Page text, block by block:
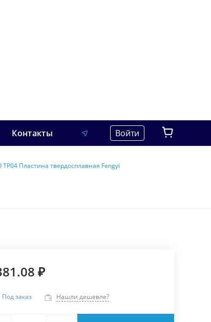
Контакты Войти
TP04 Пластина твердосплавная Fengyi
₽
Под заказ Нашли дешевле?